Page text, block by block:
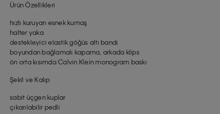
Ürün Özellikleri
hızlı kuruyan esnek kumaş
halter yaka
destekleyici elastik göğüs altı bandı
boyundan bağlamalı kapama, arkada klips
ön orta kısımda Calvin Klein monogram baskı
Şekil ve Kalıp
sabit üçgen kuplar
çıkarılabilir pedli